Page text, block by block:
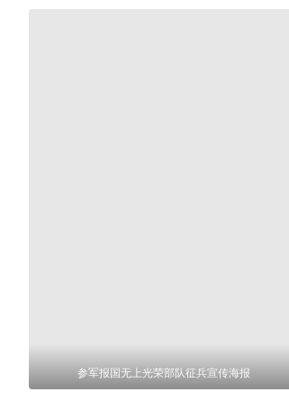
参军报国无上光荣部队征兵宣传海报